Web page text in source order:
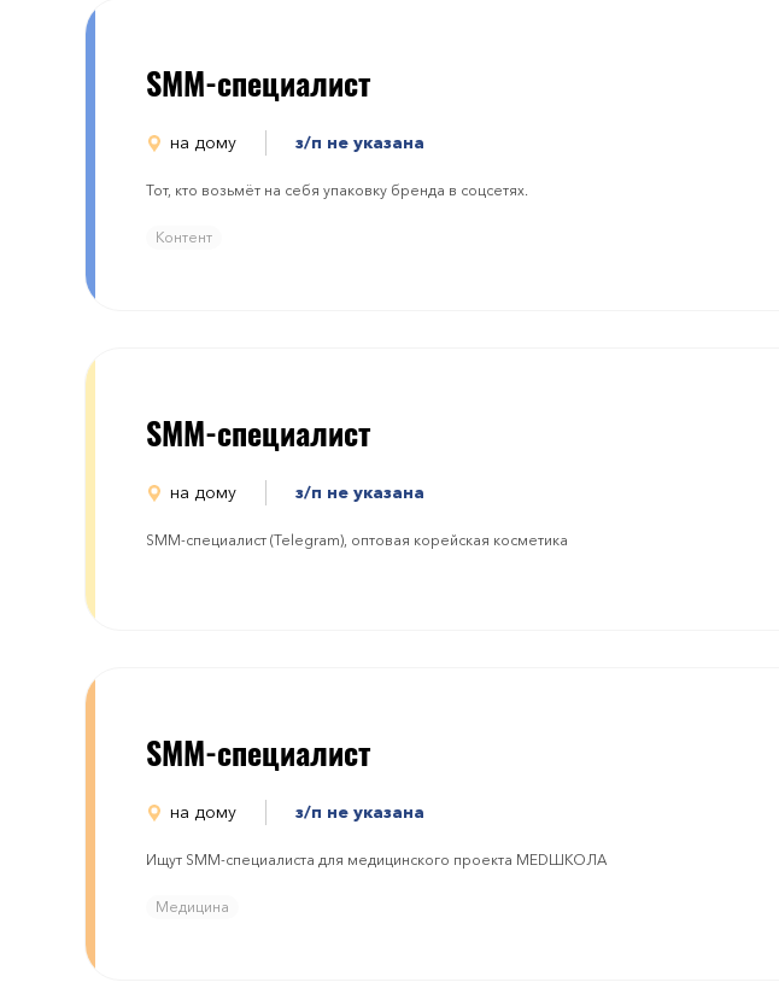
SMM-специалист
на дому з/п не указана
Тот, кто возьмёт на себя упаковку бренда в соцсетях.
Контент
SMM-специалист
на дому з/п не указана
SMM-специалист (Telegram), оптовая корейская косметика
SMM-специалист
на дому з/п не указана
Ищут SMM-специалиста для медицинского проекта MEDШКОЛА
Медицина